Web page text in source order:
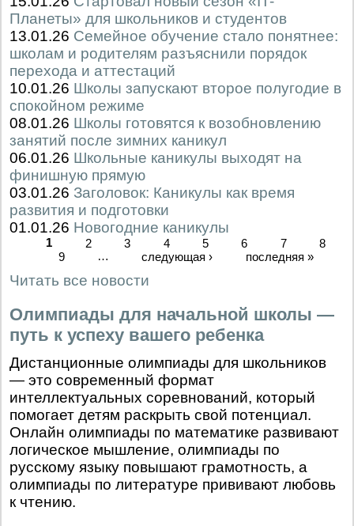
Планеты» для школьников и студентов
13.01.26 Семейное обучение стало понятнее:
школам и родителям разъяснили порядок
перехода и аттестаций
10.01.26 Школы запускают второе полугодие в
спокойном режиме
08.01.26 Школы готовятся к возобновлению
занятий после зимних каникул
06.01.26 Школьные каникулы выходят на
финишную прямую
03.01.26 Заголовок: Каникулы как время
развития и подготовки
01.01.26 Новогодние каникулы
1 2 3 4 5 6 7
8
9
… следующая › последняя »
Читать все новости
Олимпиады для начальной школы —
путь к успеху вашего ребенка
Дистанционные олимпиады для школьников
— это современный формат
интеллектуальных соревнований, который
помогает детям раскрыть свой потенциал.
Онлайн олимпиады по математике развивают
логическое мышление, олимпиады по
русскому языку повышают грамотность, а
олимпиады по литературе прививают любовь
к чтению.